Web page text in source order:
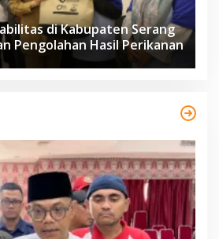
di Kabupaten Serang
Pengolahan Hasil Perikanan